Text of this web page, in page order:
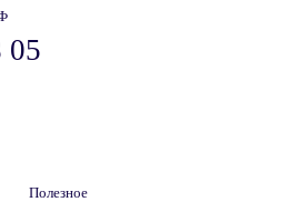
05
Полезное